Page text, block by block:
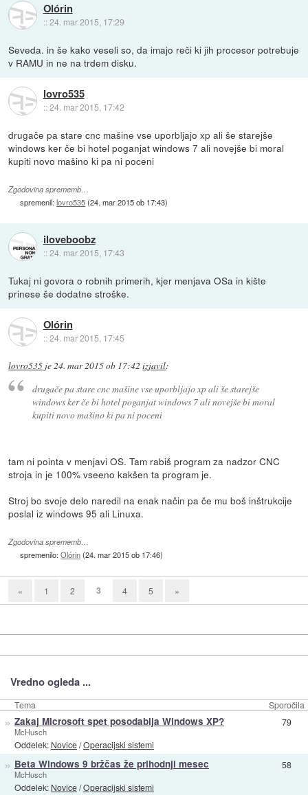
Olórin
::24. mar 2015, 17:29
Seveda. in še kako veseli so, da imajo reči ki jih procesor potrebuje
v RAMU in ne na trdem disku.
lovro535
::24. mar 2015, 17:42
drugače pa stare cnc mašine vse uporbljajo xp ali še starejše
windows ker če bi hotel poganjat windows 7 ali novejše bi moral
kupiti novo mašino ki pa ni poceni
Zgodovina sprememb…
spremenil:lovro535(24. mar 2015 ob 17:43)
iloveboobz
::24. mar 2015, 17:43
Tukaj ni govora o robnih primerih, kjer menjava OSa in kište
prinese še dodatne stroške.
Olórin
::24. mar 2015, 17:45
lovro535 je24. mar 2015 ob 17:42 izjavil:
drugače pa stare cnc mašine vse uporbljajo xp ali še starejše
windows ker če bi hotel poganjat windows 7 ali novejše bi moral
kupiti novo mašino ki pa ni poceni
tam ni pointa v menjavi OS. Tam rabiš program za nadzor CNC
stroja in je 100% vseeno kakšen ta program je.
Stroj bo svoje delo naredil na enak način pa če mu boš inštrukcije
poslal iz windows 95 ali Linuxa.
Zgodovina sprememb…
spremenilo:Olórin(24. mar 2015 ob 17:46)
« 1 2 3 4 5 »
Vredno ogleda ...
Tema Sporočila
» Zakaj Microsoft spet posodablja Windows XP?
McHusch
Oddelek: Novice/Operacijski sistemi
79
» Beta Windows 9 bržčas že prihodnji mesec
McHusch
Oddelek: Novice/Operacijski sistemi
58